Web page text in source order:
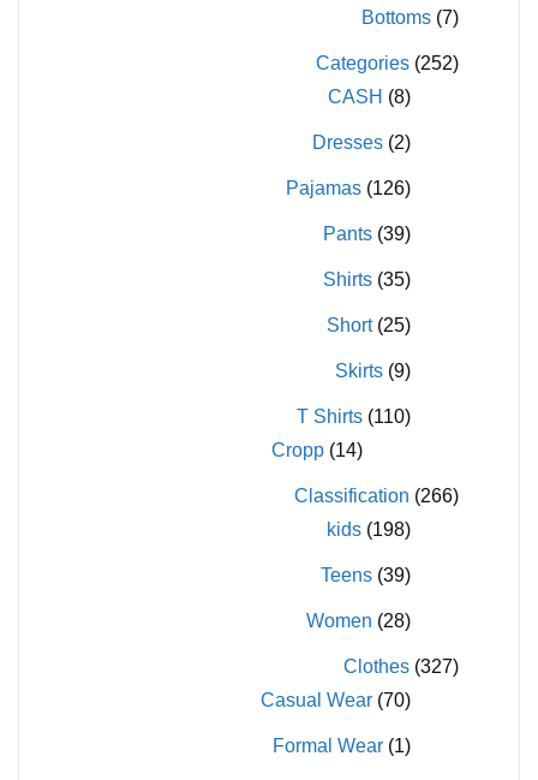
صفحة
Bottoms (7)
Categories (252)
CASH (8)
Dresses (2)
Pajamas (126)
Pants (39)
Shirts (35)
Short (25)
Skirts (9)
T Shirts (110)
Cropp (14)
Classification (266)
kids (198)
Teens (39)
Women (28)
Clothes (327)
Casual Wear (70)
Formal Wear (1)